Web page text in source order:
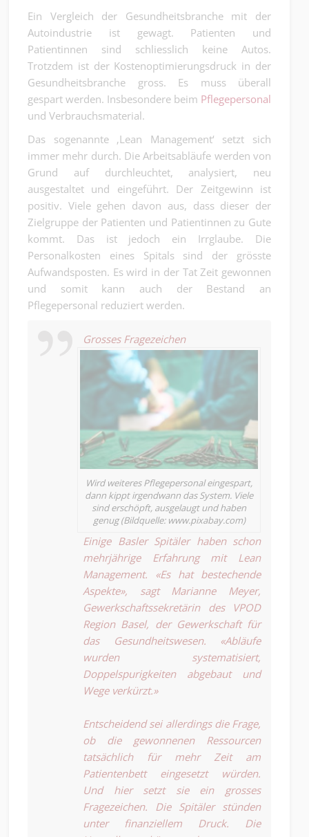
Ein Vergleich der Gesundheitsbranche mit der
Autoindustrie ist gewagt. Patienten und
Patientinnen sind schliesslich keine Autos.
Trotzdem ist der Kostenoptimierungsdruck in der
Gesundheitsbranche gross. Es muss überall
gespart werden. Insbesondere beim Pflegepersonal
und Verbrauchsmaterial.
Das sogenannte ‚Lean Management‘ setzt sich
immer mehr durch. Die Arbeitsabläufe werden von
Grund auf durchleuchtet, analysiert, neu
ausgestaltet und eingeführt. Der Zeitgewinn ist
positiv. Viele gehen davon aus, dass dieser der
Zielgruppe der Patienten und Patientinnen zu Gute
kommt. Das ist jedoch ein Irrglaube. Die
Personalkosten eines Spitals sind der grösste
Aufwandsposten. Es wird in der Tat Zeit gewonnen
und somit kann auch der Bestand an
Pflegepersonal reduziert werden.
Grosses Fragezeichen
Wird weiteres Pflegepersonal eingespart,
dann kippt irgendwann das System. Viele
sind erschöpft, ausgelaugt und haben
genug (Bildquelle: www.pixabay.com)
Einige Basler Spitäler haben schon
mehrjährige Erfahrung mit Lean
Management. «Es hat bestechende
Aspekte», sagt Marianne Meyer,
Gewerkschaftssekretärin des VPOD
Region Basel, der Gewerkschaft für
das Gesundheitswesen. «Abläufe
wurden systematisiert,
Doppelspurigkeiten abgebaut und
Wege verkürzt.»
Entscheidend sei allerdings die Frage,
ob die gewonnenen Ressourcen
tatsächlich für mehr Zeit am
Patientenbett eingesetzt würden.
Und hier setzt sie ein grosses
Fragezeichen. Die Spitäler stünden
unter finanziellem Druck. Die